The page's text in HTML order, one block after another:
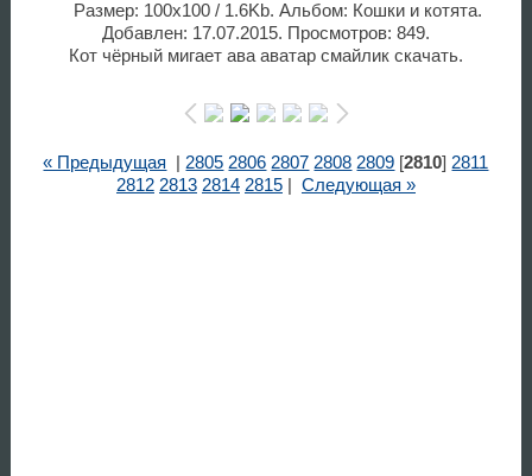
Размер: 100x100 / 1.6Kb. Альбом: Кошки и котята.
Добавлен: 17.07.2015. Просмотров: 849.
Кот чёрный мигает ава аватар смайлик скачать.
« Предыдущая 2805 2806 2807 2808 2809 [2810] 2811
2812 2813 2814 2815| Следующая »